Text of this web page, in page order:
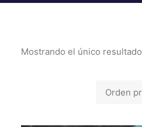
INICIO
Mostrando el único resultado